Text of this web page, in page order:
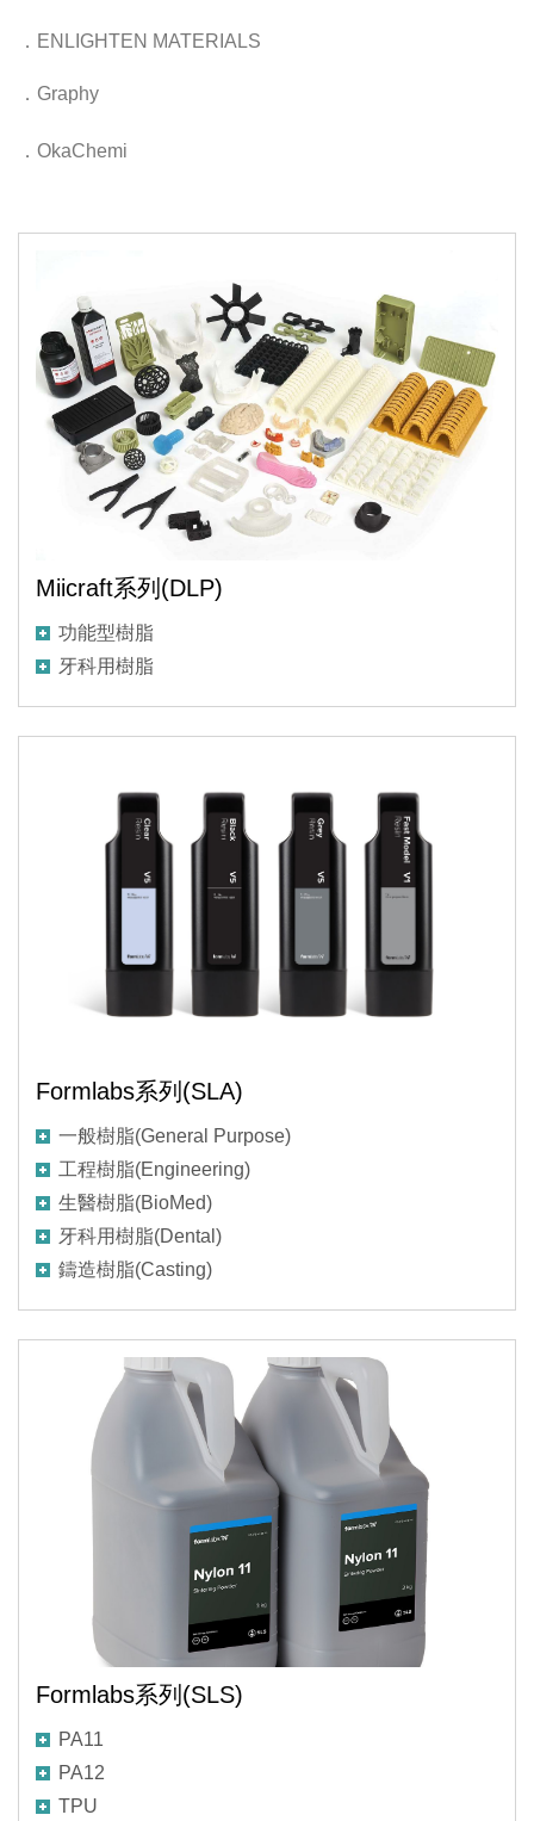
． ENLIGHTEN MATERIALS
． Graphy
． OkaChemi
Miicraft系列(DLP)
功能型樹脂
牙科用樹脂
Formlabs系列(SLA)
一般樹脂(General Purpose)
工程樹脂(Engineering)
生醫樹脂(BioMed)
牙科用樹脂(Dental)
鑄造樹脂(Casting)
Formlabs系列(SLS)
PA11
PA12
TPU